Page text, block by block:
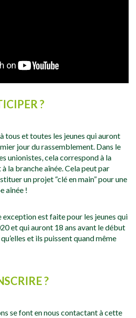
?
tous et toutes les jeunes qui auront
jour du rassemblement. Dans le
unionistes, cela correspond à la
la branche aînée. Cela peut par
un projet “clé en main” pour une
aînée !
exception est faite pour les jeunes qui
et qui auront 18 ans avant le début
et ils puissent quand même
?
se font en nous contactant à cette